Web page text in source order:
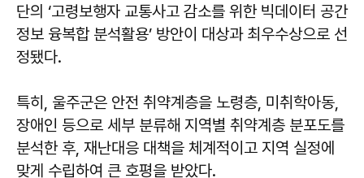
단의 ‘고령보행자 교통사고 감소를 위한 빅데이터 공간
정보 융복합 분석활용’ 방안이 대상과 최우수상으로 선
정됐다.
특히, 울주군은 안전 취약계층을 노령층, 미취학아동,
장애인 등으로 세부 분류해 지역별 취약계층 분포도를
분석한 후, 재난대응 대책을 체계적이고 지역 실정에
맞게 수립하여 큰 호평을 받았다.